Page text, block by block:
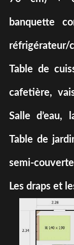
banquette
réfrigérateur/
Table de
cafetière,
Salle d’eau,
Table de
semi-
Les draps et